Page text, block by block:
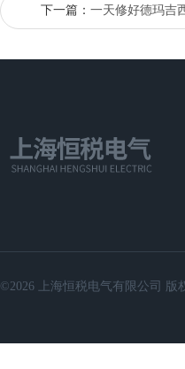
下一篇： 一天修好德玛吉
©2026 上海恒税电气有限公司 版